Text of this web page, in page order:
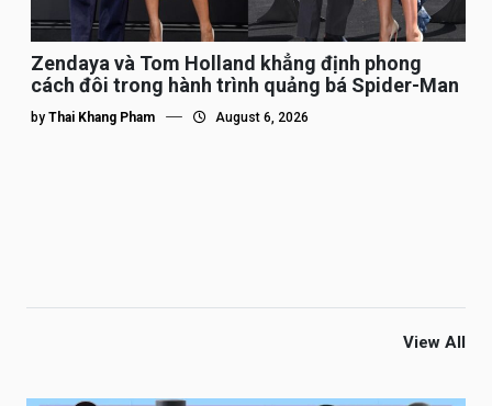
Zendaya và Tom Holland khẳng định phong
cách đôi trong hành trình quảng bá Spider-Man
by Thai Khang Pham August 6, 2026
View All